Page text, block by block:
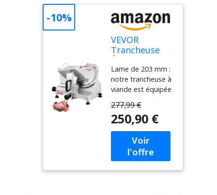
VEVOR
Trancheuse
Électrique
Commerciale
200 W
Trancheuse à
Jambon Lame
203 mm 350-
400 tr/min
Trancheuse
Charcuterie en
Acier
Inoxydable et
Alu pour
Lame de 203 mm :
notre trancheuse à
viande est équipée
améliorée en acier
au carbone 45# de
203 mm de large.
Gardez la lame
affûtée grâce à la
pierre à aiguiser
intégrée,
277,99 €
250,90 €
-10%